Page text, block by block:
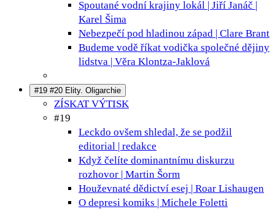
Spoutané vodní krajiny lokál | Jiří Janáč |
Karel Šima
Nebezpečí pod hladinou západ | Clare Brant
Budeme vodě říkat vodička společné dějiny
lidstva | Věra Klontza-Jaklová
#19 #20 Elity. Oligarchie
ZÍSKAT VÝTISK
#19
Leckdo ovšem shledal, že se podžil
editorial | redakce
Když čelíte dominantnímu diskurzu
rozhovor | Martin Šorm
Houževnaté dědictví esej | Roar Lishaugen
O depresi komiks | Michele Foletti